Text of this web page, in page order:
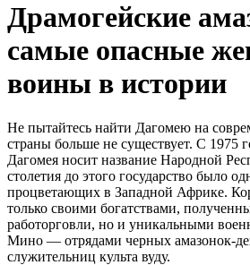
Драмогейские
самые опасные
воины в истории
Не пытайтесь найти Дагомею на
страны больше не существует. С 1975
Дагомея носит название Народной
столетия до этого государство было
процветающих в Западной Африке.
только своими богатствами,
работорговли, но и уникальными
Мино — отрядами черных амазонок-
служительниц культа вуду.